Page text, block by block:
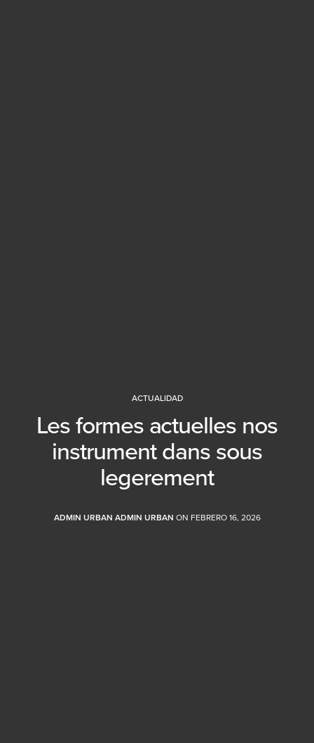
ACTUALIDAD
Les formes actuelles nos
instrument dans sous
legerement
ADMIN URBAN ADMIN URBAN ON FEBRERO 16, 2026